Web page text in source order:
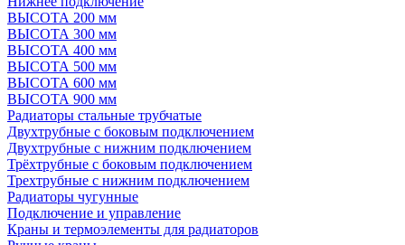
ВЫСОТА 200 мм
ВЫСОТА 300 мм
ВЫСОТА 400 мм
ВЫСОТА 500 мм
ВЫСОТА 600 мм
ВЫСОТА 900 мм
Радиаторы стальные трубчатые
Двухтрубные с боковым подключением
Двухтрубные с нижним подключением
Трёхтрубные с боковым подключением
Трехтрубные с нижним подключением
Радиаторы чугунные
Подключение и управление
Краны и термоэлементы для радиаторов